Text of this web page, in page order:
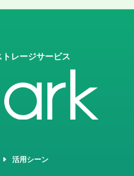
レージサービス
活用シーン